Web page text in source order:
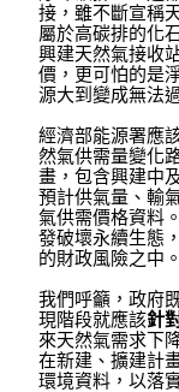
接，雖不斷宣稱
屬於高碳排的化
興建天然氣接收
價，更可怕的是
源大到變成無法
經濟部能源署應
然氣供需量變化
畫，包含興建中
預計供氣量、輸
氣供需價格資料。
發破壞永續生態
的財政風險之中。
我們呼籲，政府
現階段就應該針
來天然氣需求下
在新建、擴建計
環境資料，以落